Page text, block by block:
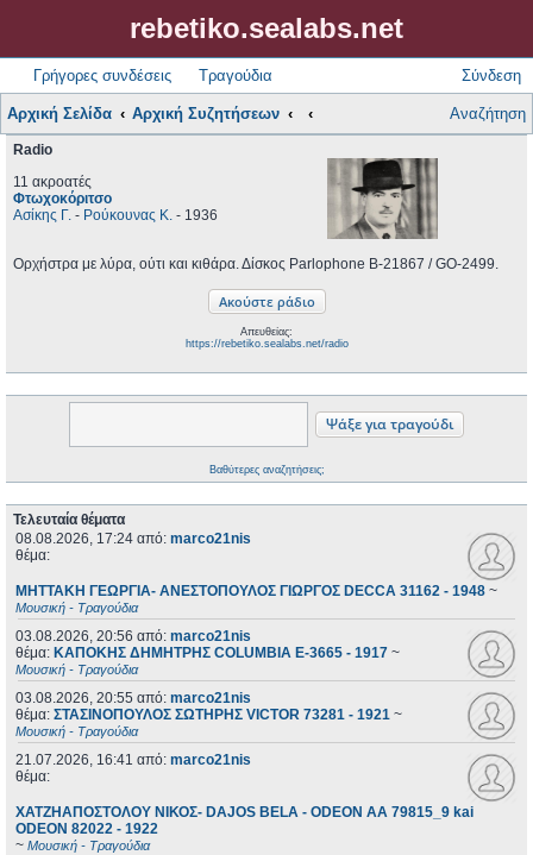
rebetiko.sealabs.net
Γρήγορες συνδέσεις Τραγούδια Σύνδεση
Αρχική Σελίδα Αρχική Συζητήσεων Αναζήτηση
Radio
11 ακροατές
Φτωχοκόριτσο
Ασίκης Γ. - Ρούκουνας Κ. - 1936
Ορχήστρα με λύρα, ούτι και κιθάρα. Δίσκος Parlophone B-21867 / GO-2499.
Απευθείας:
https://rebetiko.sealabs.net/radio
Βαθύτερες αναζητήσεις;
Τελευταία θέματα
08.08.2026, 17:24 από: marco21nis
θέμα:
ΜΗΤΤΑΚΗ ΓΕΩΡΓΙΑ- ΑΝΕΣΤΟΠΟΥΛΟΣ ΓΙΩΡΓΟΣ DECCA 31162 - 1948 ~
Μουσική - Τραγούδια
03.08.2026, 20:56 από: marco21nis
θέμα: ΚΑΠΟΚΗΣ ΔΗΜΗΤΡΗΣ COLUMBIA E-3665 - 1917 ~
Μουσική - Τραγούδια
03.08.2026, 20:55 από: marco21nis
θέμα: ΣΤΑΣΙΝΟΠΟΥΛΟΣ ΣΩΤΗΡΗΣ VICTOR 73281 - 1921 ~
Μουσική - Τραγούδια
21.07.2026, 16:41 από: marco21nis
θέμα:
ΧΑΤΖΗΑΠΟΣΤΟΛΟΥ ΝΙΚΟΣ- DAJOS BELA - ODEON AA 79815_9 kai
ODEON 82022 - 1922
~ Μουσική - Τραγούδια